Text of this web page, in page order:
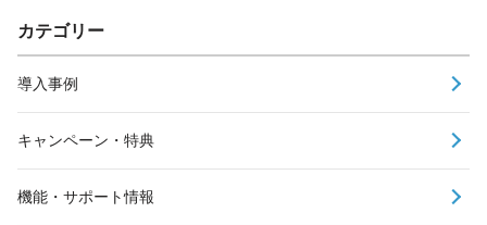
カテゴリー
導入事例
キャンペーン・特典
機能・サポート情報